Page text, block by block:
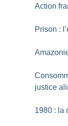
Action
Prison :
justice
1980 : la